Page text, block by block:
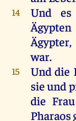
14 Und es
Ägypten
Ägypter,
war.
15 Und die
sieund
die Frau
Pharaos